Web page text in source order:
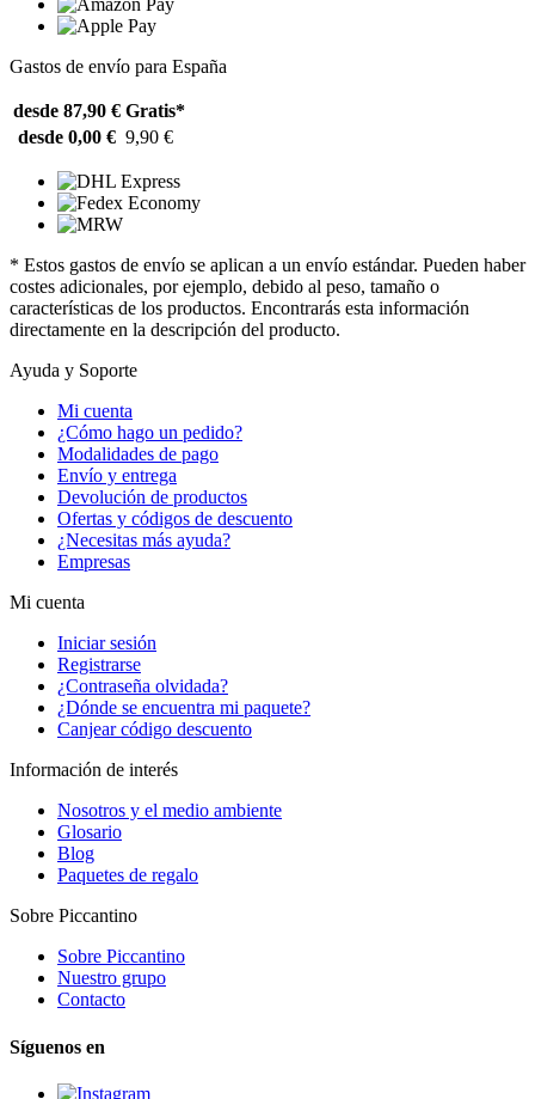
Gastos de envío para España
desde 87,90 € Gratis*
desde 0,00 € 9,90 €
* Estos gastos de envío se aplican a un envío estándar. Pueden haber
costes adicionales, por ejemplo, debido al peso, tamaño o
características de los productos. Encontrarás esta información
directamente en la descripción del producto.
Ayuda y Soporte
Mi cuenta
¿Cómo hago un pedido?
Modalidades de pago
Envío y entrega
Devolución de productos
Ofertas y códigos de descuento
¿Necesitas más ayuda?
Empresas
Mi cuenta
Iniciar sesión
Registrarse
¿Contraseña olvidada?
¿Dónde se encuentra mi paquete?
Canjear código descuento
Información de interés
Nosotros y el medio ambiente
Glosario
Blog
Paquetes de regalo
Sobre Piccantino
Sobre Piccantino
Nuestro grupo
Contacto
Síguenos en